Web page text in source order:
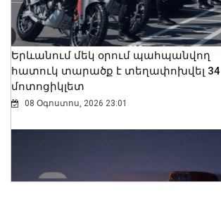
Երևանում մեկ օրում պահպանվող
հատուկ տարածք է տեղափոխվել 34
մոտոցիկլետ
08 Օգոստոս, 2026 23:01